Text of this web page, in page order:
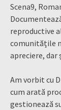
Scena9,
reproductive
comunitățile
apreciere,
Am vorbit cu
cum arată
gestionează